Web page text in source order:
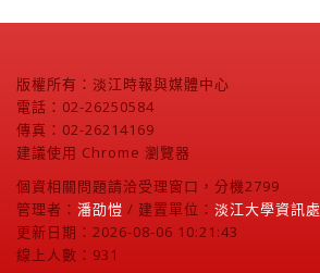
版權所有：淡江時報與媒體中心
電話：02-26250584
傳真：02-26214169
建議使用 Chrome 瀏覽器
個資相關問題請洽受理窗口，分機2799
管理者： 潘劭愷 / 建置單位： 淡江大學資訊處
更新日期：2026-08-06 10:21:43
線上人數：931